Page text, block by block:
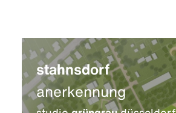
stahnsdorf
anerkennung